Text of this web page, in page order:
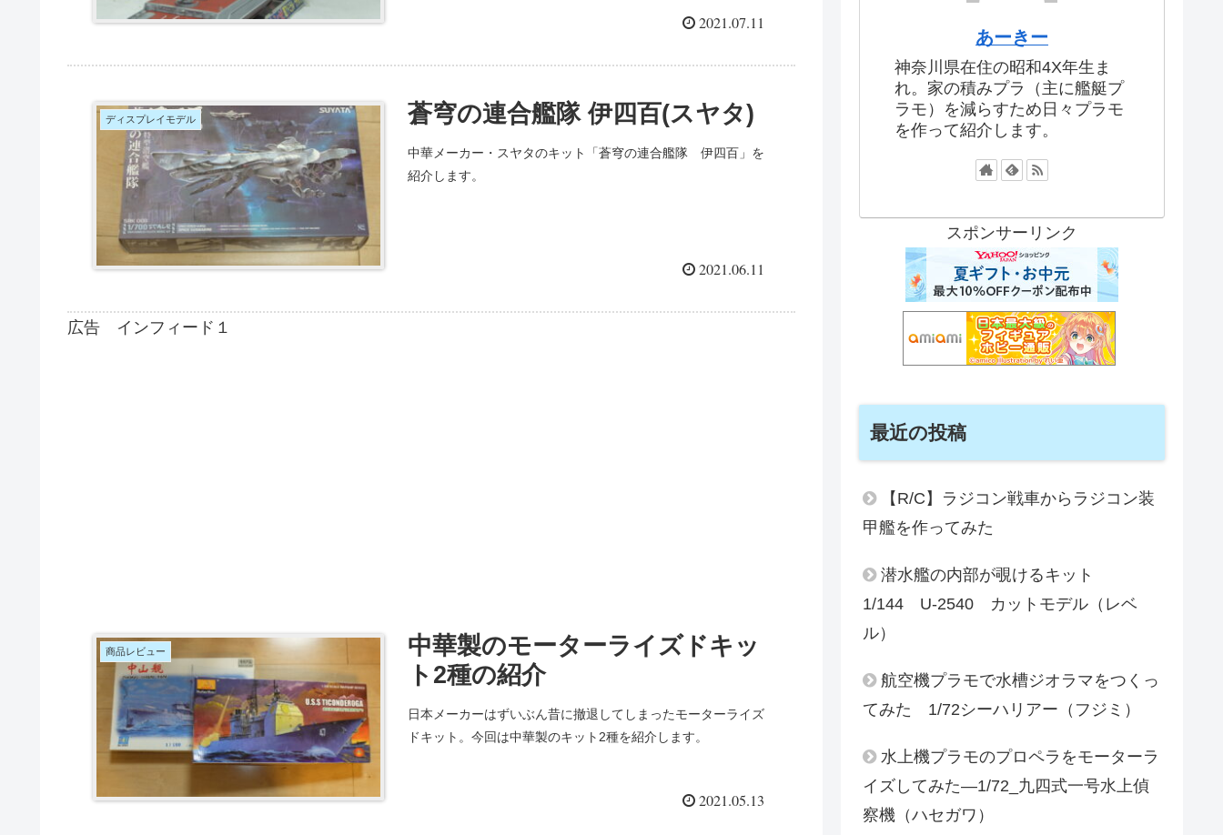
2021.07.11
ディスプレイモデル 蒼穹の連合艦隊 伊四百(スヤタ)
中華メーカー・スヤタのキット「蒼穹の連合艦隊 伊四百」を
紹介します。
2021.06.11
広告 インフィード１
商品レビュー
中華製のモーターライズドキッ
ト2種の紹介
日本メーカーはずいぶん昔に撤退してしまったモーターライズ
ドキット。今回は中華製のキット2種を紹介します。
2021.05.13
あーきー
神奈川県在住の昭和4X年生ま
れ。家の積みプラ（主に艦艇プ
ラモ）を減らすため日々プラモ
を作って紹介します。
スポンサーリンク
最近の投稿
【R/C】ラジコン戦車からラジコン装
甲艦を作ってみた
潜水艦の内部が覗けるキット
1/144 U-2540 カットモデル（レベ
ル）
航空機プラモで水槽ジオラマをつくっ
てみた 1/72シーハリアー（フジミ）
水上機プラモのプロペラをモーターラ
イズしてみた―1/72_九四式一号水上偵
察機（ハセガワ）